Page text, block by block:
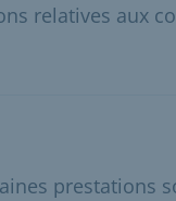
relatives aux
prestations